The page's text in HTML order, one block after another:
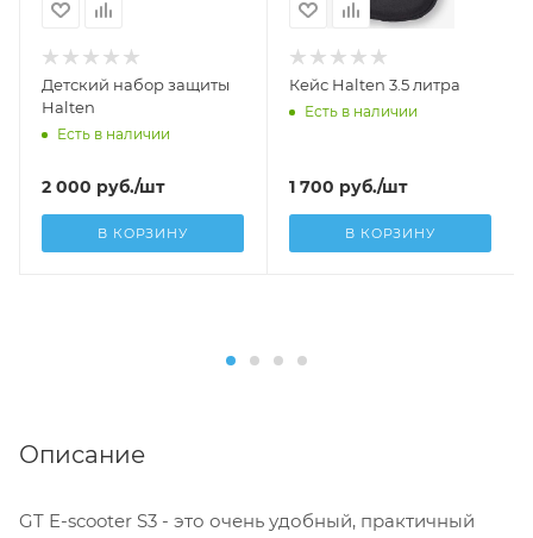
Детский набор защиты
Halten
Есть в наличии
2 000 руб./шт
В КОРЗИНУ
Кейс Halten 3.5 литра
Есть в наличии
1 700 руб./шт
В КОРЗИНУ
Описание
GT E-scooter S3 - это очень удобный, практичный